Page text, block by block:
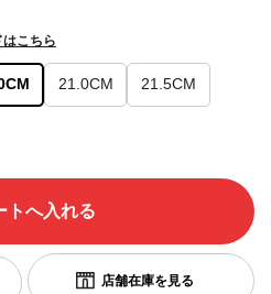
21.0CM 21.5CM
こちら